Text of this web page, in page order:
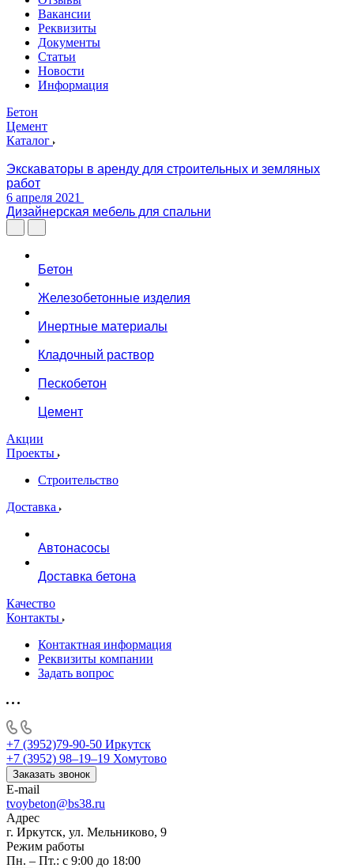
Вакансии
Реквизиты
Документы
Статьи
Новости
Информация
Бетон
Цемент
Каталог
Экскаваторы в аренду для строительных и земляных
работ
6 апреля 2021
Дизайнерская мебель для спальни
Бетон
Железобетонные изделия
Инертные материалы
Кладочный раствор
Пескобетон
Цемент
Акции
Проекты
Строительство
Доставка
Автонасосы
Доставка бетона
Качество
Контакты
Контактная информация
Реквизиты компании
Задать вопрос
+7 (3952)79-90-50 Иркутск
+7 (3952) 98‒19‒19 Хомутово
Заказать звонок
E-mail
tvoybeton@bs38.ru
Адрес
г. Иркутск, ул. Мельниково, 9
Режим работы
Пн. – Пт.: с 9:00 до 18:00